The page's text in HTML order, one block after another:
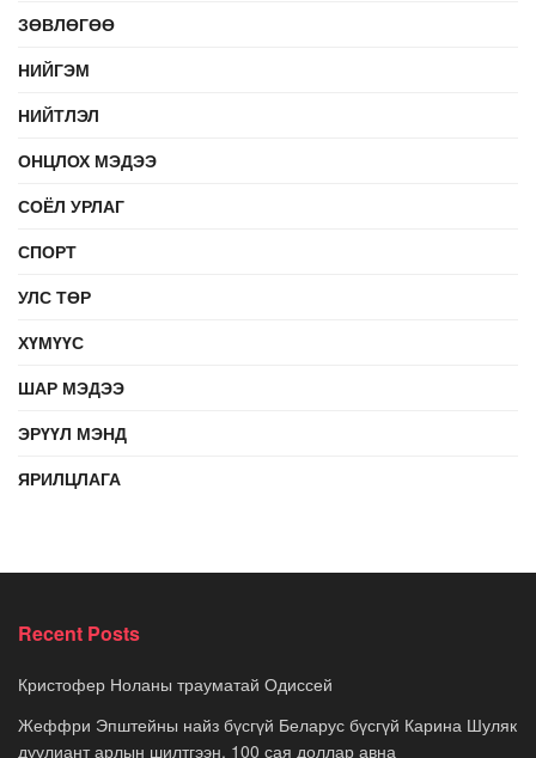
ЗӨВЛӨГӨӨ
НИЙГЭМ
НИЙТЛЭЛ
ОНЦЛОХ МЭДЭЭ
СОЁЛ УРЛАГ
СПОРТ
УЛС ТӨР
ХҮМҮҮС
ШАР МЭДЭЭ
ЭРҮҮЛ МЭНД
ЯРИЛЦЛАГА
Recent Posts
Кристофер Ноланы трауматай Одиссей
Жеффри Эпштейны найз бүсгүй Беларус бүсгүй Карина Шуляк
дуулиант арлын шилтгээн, 100 сая доллар авна